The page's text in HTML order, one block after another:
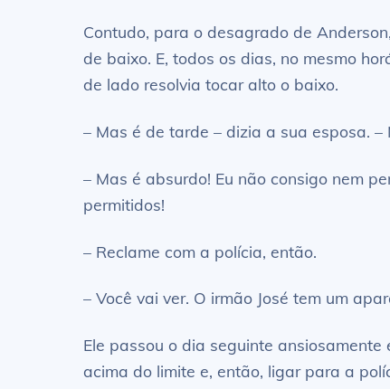
Contudo, para o desagrado de
de baixo. E, todos os dias, no mesmo
de lado resolvia tocar alto o baixo.
– Mas é de tarde – dizia a sua esposa.
– Mas é absurdo! Eu não consigo nem
permitidos!
– Reclame com a polícia, então.
– Você vai ver. O irmão José tem um
Ele passou o dia seguinte
acima do limite e, então, ligar para a